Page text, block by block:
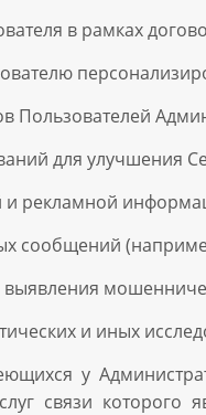
в рамках
Пользователей
для улучшения
и рекламной
сообщений
и иных
у
связи